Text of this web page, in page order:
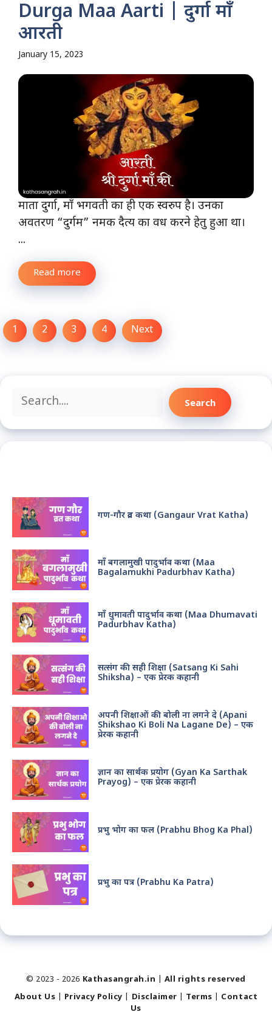
Durga Maa Aarti | दुर्गा माँ
आरती
January 15, 2023
माता दुर्गा, माँ भगवती का ही एक स्वरुप है। उनका
अवतरण “दुर्गम” नमक दैत्य का वध करने हेतु हुआ था।
...
Read more
1 2 3 4 Next
Search Search
गण-गौर व्रत कथा (Gangaur Vrat Katha)
माँ बगलामुखी पादुर्भाव कथा (Maa
Bagalamukhi Padurbhav Katha)
माँ धुमावती पादुर्भाव कथा (Maa Dhumavati
Padurbhav Katha)
सत्संग की सही शिक्षा (Satsang Ki Sahi
Shiksha) – एक प्रेरक कहानी
अपनी शिक्षाओं की बोली ना लगने दे (Apani
Shikshao Ki Boli Na Lagane De) – एक
प्रेरक कहानी
ज्ञान का सार्थक प्रयोग (Gyan Ka Sarthak
Prayog) – एक प्रेरक कहानी
प्रभु भोग का फल (Prabhu Bhog Ka Phal)
प्रभु का पत्र (Prabhu Ka Patra)
© 2023 - 2026 Kathasangrah.in
All rights reserved
About Us
Privacy Policy Disclaimer Terms
Contact
Us